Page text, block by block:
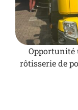
Opportunité
rôtisserie de